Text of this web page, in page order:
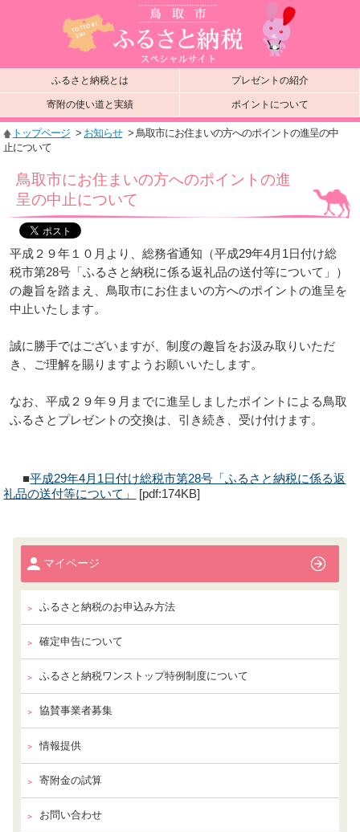
ふるさと納税とは プレゼントの紹介
寄附の使い道と実績 ポイントについて
トップページ > お知らせ > 鳥取市にお住まいの方へのポイントの進呈の中
止について
鳥取市にお住まいの方へのポイントの進
呈の中止について
平成２９年１０月より、総務省通知（平成29年4月1日付け総
税市第28号「ふるさと納税に係る返礼品の送付等について」）
の趣旨を踏まえ、鳥取市にお住まいの方へのポイントの進呈を
中止いたします。
誠に勝手ではございますが、制度の趣旨をお汲み取りいただ
き、ご理解を賜りますようお願いいたします。
なお、平成２９年９月までに進呈しましたポイントによる鳥取
ふるさとプレゼントの交換は、引き続き、受け付けます。
■平成29年4月1日付け総税市第28号「ふるさと納税に係る返
礼品の送付等について」
[pdf:174KB]
マイページ
ふるさと納税のお申込み方法
確定申告について
ふるさと納税ワンストップ特例制度について
協賛事業者募集
情報提供
寄附金の試算
お問い合わせ